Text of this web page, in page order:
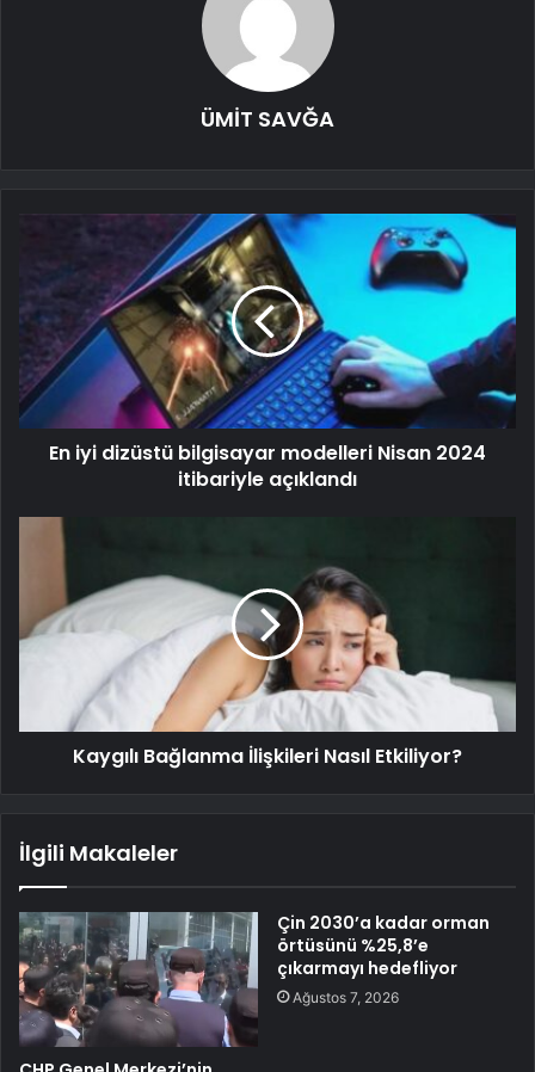
ÜMİT SAVĞA
En iyi dizüstü bilgisayar modelleri Nisan 2024
itibariyle açıklandı
Kaygılı Bağlanma İlişkileri Nasıl Etkiliyor?
İlgili Makaleler
Çin 2030’a kadar orman
örtüsünü %25,8’e
çıkarmayı hedefliyor
Ağustos 7, 2026